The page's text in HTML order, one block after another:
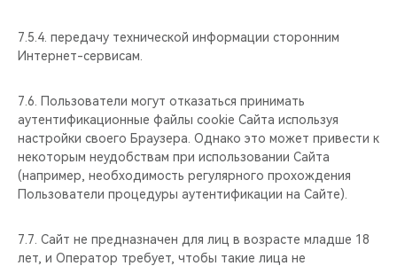
7.5.4. передачу технической информации сторонним
Интернет-сервисам.
7.6. Пользователи могут отказаться принимать
аутентификационные файлы cookie Сайта используя
настройки своего Браузера. Однако это может привести к
некоторым неудобствам при использовании Сайта
(например, необходимость регулярного прохождения
Пользователи процедуры аутентификации на Сайте).
7.7. Сайт не предназначен для лиц в возрасте младше 18
лет, и Оператор требует, чтобы такие лица не